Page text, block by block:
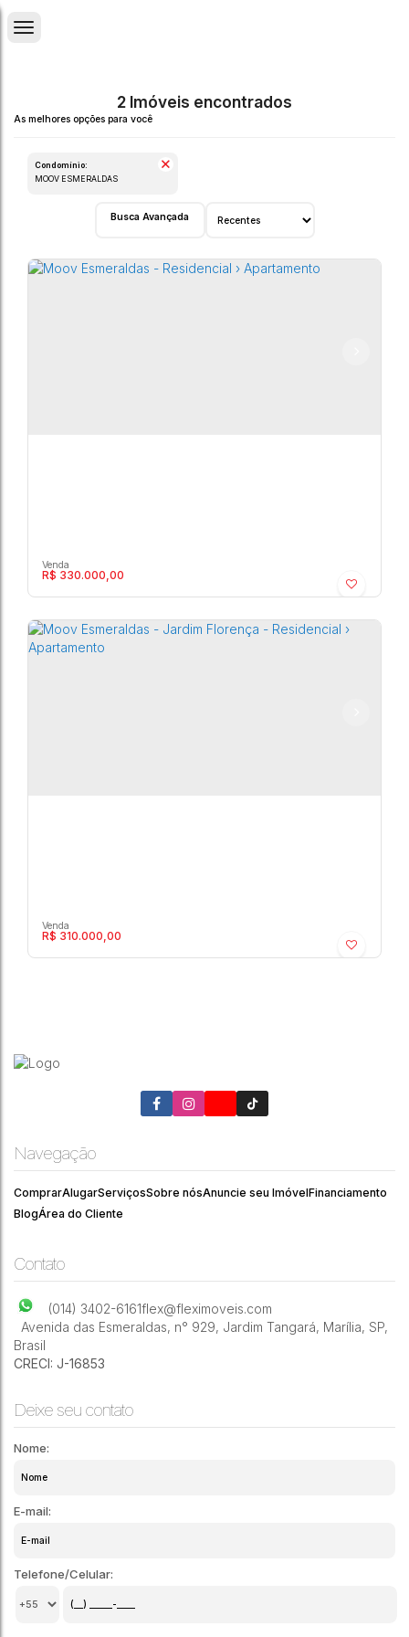
2 Imóveis encontrados
Condomínio:
MOOV ESMERALDAS
Busca Avançada
R$ 330.000,00
Moov Esmeraldas - Jardim Florença -
R$ 310.000,00
Marília São Paulo Brasil
2 1 46m²
1
Navegação
ComprarAlugarServiçosSobre nósAnuncie seu ImóvelFinanciamento
BlogÁrea do Cliente
Contato
(014) 3402-6161flex@fleximoveis.com
Avenida das Esmeraldas, n° 929, Jardim Tangará, Marília, SP,
Brasil
CRECI: J-16853
Deixe seu contato
Nome:
E-mail:
Telefone/Celular: